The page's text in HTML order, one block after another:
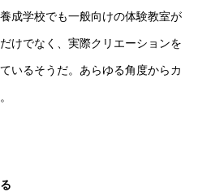
成学校でも一般向けの体験教室が
けでなく、実際クリエーションを
いるそうだ。あらゆる角度からカ